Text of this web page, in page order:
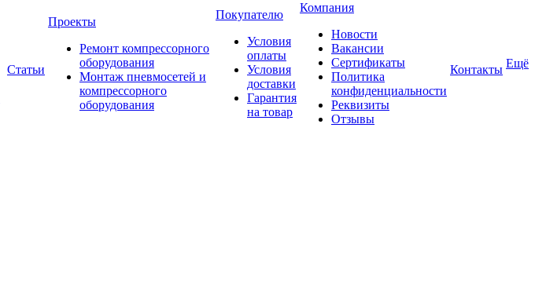
Статьи
Проекты
Ремонт компрессорного
оборудования
Монтаж пневмосетей и
компрессорного
оборудования
Покупателю
Условия
оплаты
Условия
доставки
Гарантия
на товар
Компания
Новости
Вакансии
Сертификаты
Политика
конфиденциальности
Реквизиты
Отзывы
Контакты Ещё